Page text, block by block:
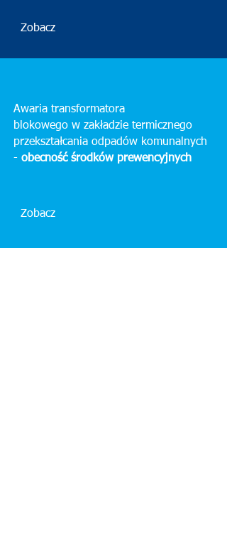
Zobacz
Awaria transformatora
blokowego w zakładzie termicznego
przekształcania odpadów komunalnych
- obecność środków prewencyjnych
Zobacz